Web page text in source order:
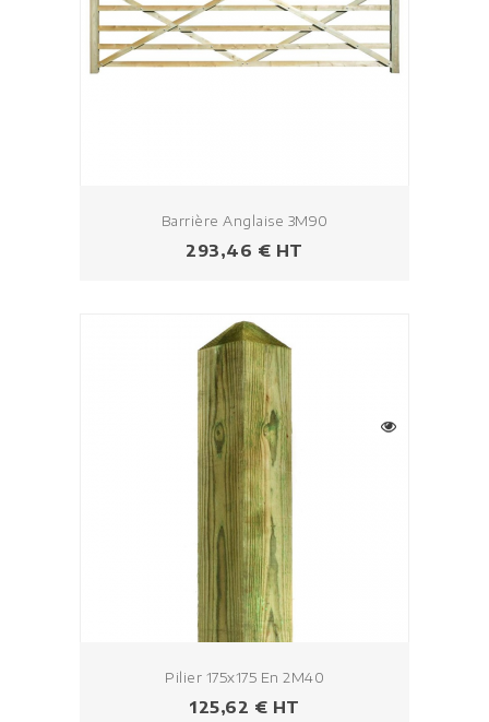
Barrière Anglaise 3M90
Prix
293,46 € HT
Pilier 175x175 En 2M40
Prix
125,62 € HT